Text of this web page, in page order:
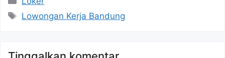
Tag
Lowongan Kerja Bandung